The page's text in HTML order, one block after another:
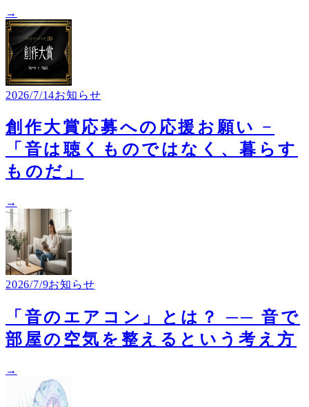
→
2026/7/14お知らせ
創作大賞応募への応援お願い −
「音は聴くものではなく、暮らす
ものだ」
→
2026/7/9お知らせ
「音のエアコン」とは？ ── 音で
部屋の空気を整えるという考え方
→